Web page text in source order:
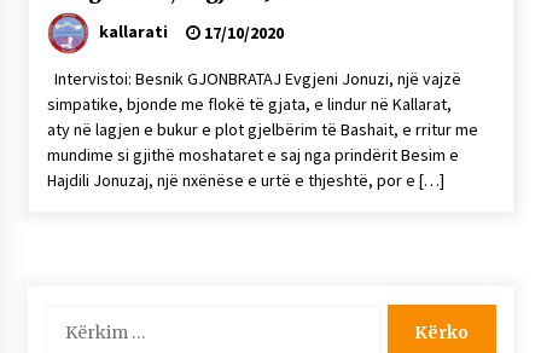
KALLARATI NË AKSIONET KOMBËTARE PËR
RINDËRTIMIN E VENDIT – NGA ÇIZE XHAFERAJ
– ËNGJËLL HASIMAJ – “KUJTIMET E MIA PËR
KALLARATIN SI MËSUES I MATEMATIKËS, POR
EDHE SI NJË BANOR I PËRKOHSHËM I TIJ”
12/09/2025
kallarati 17/10/2020
Intervistoi: Besnik GJONBRATAJ Evgjeni Jonuzi, një vajzë
simpatike, bjonde me flokë të gjata, e lindur në Kallarat,
aty në lagjen e bukur e plot gjelbërim të Bashait, e rritur me
mundime si gjithë moshataret e saj nga prindërit Besim e
Hajdili Jonuzaj, një nxënëse e urtë e thjeshtë, por e […]
për: